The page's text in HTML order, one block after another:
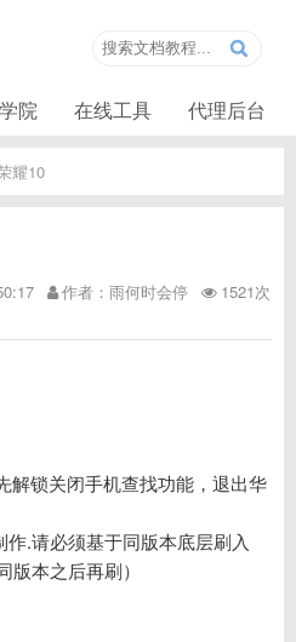
院 在线工具 代理后台
耀10
作者：雨何时会停
1521次
解锁关闭手机查找功能，退出华
.请必须基于同版本底层刷入
版本之后再刷）